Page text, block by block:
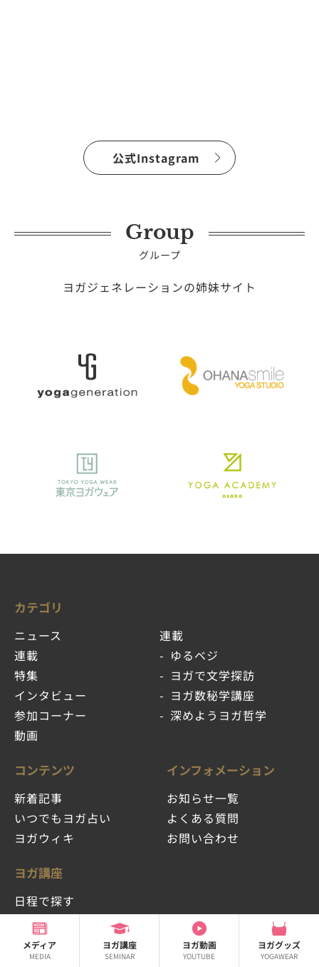
メディア
MEDIA
ヨガ講座
SEMINAR
ヨガ動画
YOUTUBE
ヨガグッズ
YOGAWEAR
公式Instagram
Group
グループ
ヨガジェネレーションの姉妹サイト
カテゴリ
ニュース
連載
特集
インタビュー
参加コーナー
動画
連載
ゆるベジ
ヨガで文学探訪
ヨガ数秘学講座
深めようヨガ哲学
コンテンツ
新着記事
いつでもヨガ占い
ヨガウィキ
ヨガ講座
日程で探す
流派・スタイルで探す
講座一覧
講師一覧
インフォメーション
お知らせ一覧
よくある質問
お問い合わせ